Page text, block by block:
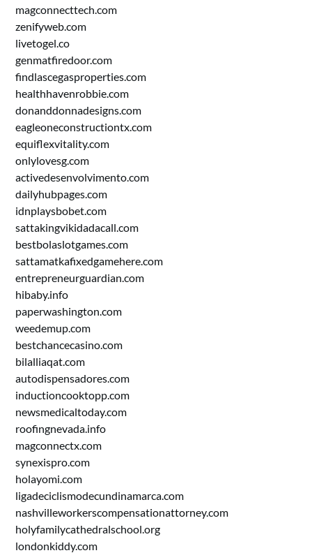
magconnecttech.com
zenifyweb.com
livetogel.co
genmatfiredoor.com
findlascegasproperties.com
healthhavenrobbie.com
donanddonnadesigns.com
eagleoneconstructiontx.com
equiflexvitality.com
onlylovesg.com
activedesenvolvimento.com
dailyhubpages.com
idnplaysbobet.com
sattakingvikidadacall.com
bestbolaslotgames.com
sattamatkafixedgamehere.com
entrepreneurguardian.com
hibaby.info
paperwashington.com
weedemup.com
bestchancecasino.com
bilalliaqat.com
autodispensadores.com
inductioncooktopp.com
newsmedicaltoday.com
roofingnevada.info
magconnectx.com
synexispro.com
holayomi.com
ligadeciclismodecundinamarca.com
nashvilleworkerscompensationattorney.com
holyfamilycathedralschool.org
londonkiddy.com